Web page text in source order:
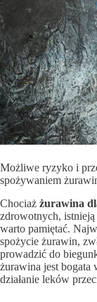
Możliwe ryzyko i
spożywaniem
Chociaż żurawina
zdrowotnych,
warto pamiętać.
spożycie żurawin,
prowadzić do
żurawina jest bogata
działanie leków